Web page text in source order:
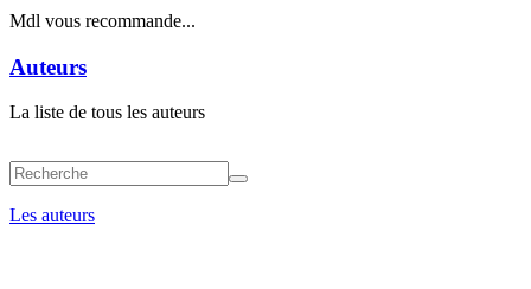
Mdl vous recommande...
Auteurs
La liste de tous les auteurs
Les auteurs